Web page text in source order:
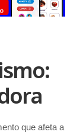
que afeta a